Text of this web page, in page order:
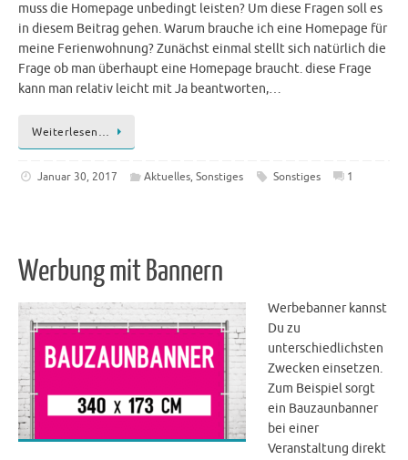
muss die Homepage unbedingt leisten? Um diese Fragen soll es
in diesem Beitrag gehen. Warum brauche ich eine Homepage für
meine Ferienwohnung? Zunächst einmal stellt sich natürlich die
Frage ob man überhaupt eine Homepage braucht. diese Frage
kann man relativ leicht mit Ja beantworten,…
Weiterlesen…
Januar 30, 2017 Aktuelles,Sonstiges Sonstiges 1
Werbung mit Bannern
Werbebanner kannst
Du zu
unterschiedlichsten
Zwecken einsetzen.
Zum Beispiel sorgt
ein Bauzaunbanner
bei einer
Veranstaltung direkt